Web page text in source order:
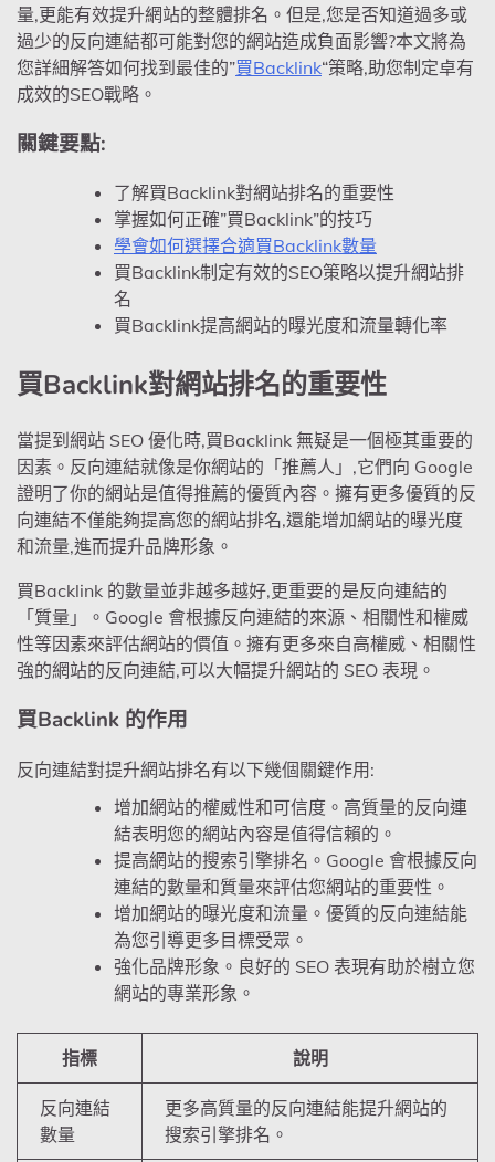
量,更能有效提升網站的整體排名。但是,您是否知道過多或
過少的反向連結都可能對您的網站造成負面影響?本文將為
您詳細解答如何找到最佳的”買Backlink“策略,助您制定卓有
成效的SEO戰略。
關鍵要點:
了解買Backlink對網站排名的重要性
掌握如何正確”買Backlink”的技巧
學會如何選擇合適買Backlink數量
買Backlink制定有效的SEO策略以提升網站排
名
買Backlink提高網站的曝光度和流量轉化率
買Backlink對網站排名的重要性
當提到網站 SEO 優化時,買Backlink 無疑是一個極其重要的
因素。反向連結就像是你網站的「推薦人」,它們向 Google
證明了你的網站是值得推薦的優質內容。擁有更多優質的反
向連結不僅能夠提高您的網站排名,還能增加網站的曝光度
和流量,進而提升品牌形象。
買Backlink 的數量並非越多越好,更重要的是反向連結的
「質量」。Google 會根據反向連結的來源、相關性和權威
性等因素來評估網站的價值。擁有更多來自高權威、相關性
強的網站的反向連結,可以大幅提升網站的 SEO 表現。
買Backlink 的作用
反向連結對提升網站排名有以下幾個關鍵作用:
增加網站的權威性和可信度。高質量的反向連
結表明您的網站內容是值得信賴的。
提高網站的搜索引擎排名。Google 會根據反向
連結的數量和質量來評估您網站的重要性。
增加網站的曝光度和流量。優質的反向連結能
為您引導更多目標受眾。
強化品牌形象。良好的 SEO 表現有助於樹立您
網站的專業形象。
指標 說明
反向連結
數量
更多高質量的反向連結能提升網站的
搜索引擎排名。